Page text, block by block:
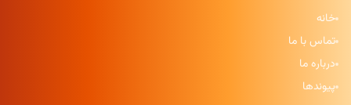
خانه
تماس با ما
درباره ما
پیوندها